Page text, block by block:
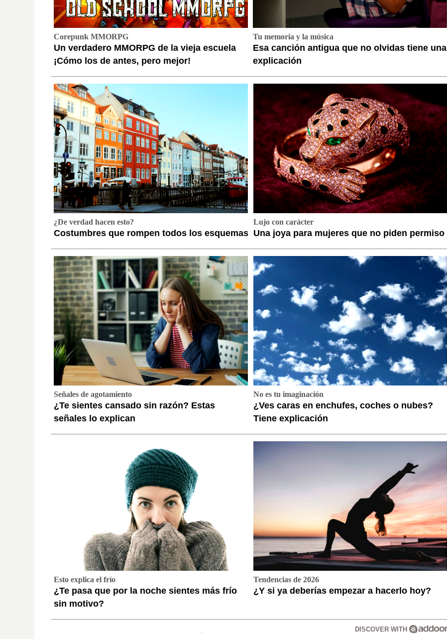
Corepunk MMORPG
Un verdadero MMORPG de la vieja escuela
¡Cómo los de antes, pero mejor!
Tu memoria y la música
Esa canción antigua que no olvidas tiene una
explicación
¿De verdad hacen esto?
Costumbres que rompen todos los esquemas
Lujo con carácter
Una joya para mujeres que no piden permiso
Señales de agotamiento
¿Te sientes cansado sin razón? Estas
señales lo explican
No es tu imaginación
¿Ves caras en enchufes, coches o nubes?
Tiene explicación
Esto explica el frío
¿Te pasa que por la noche sientes más frío
sin motivo?
Tendencias de 2026
¿Y si ya deberías empezar a hacerlo hoy?
DISCOVER WITH